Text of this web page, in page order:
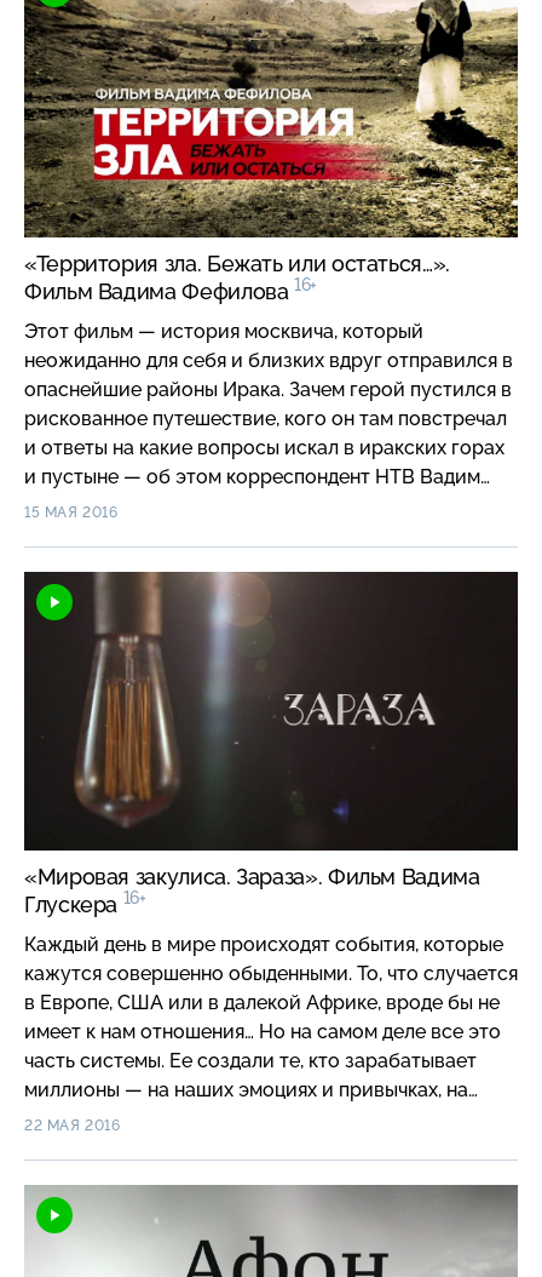
«Территория зла. Бежать или остаться…».
Фильм Вадима Фефилова 16+
Этот фильм — история москвича, который
неожиданно для себя и близких вдруг отправился в
опаснейшие районы Ирака. Зачем герой пустился в
рискованное путешествие, кого он там повстречал
и ответы на какие вопросы искал в иракских горах
и пустыне — об этом корреспондент НТВ Вадим
Фефилов расскажет в своем фильме «Территория
видение».
15 МАЯ 2016
«Мировая закулиса. Зараза». Фильм Вадима
Глускера 16+
Каждый день в мире происходят события, которые
кажутся совершенно обыденными. То, что случается
в Европе, США или в далекой Африке, вроде бы не
имеет к нам отношения… Но на самом деле все это
часть системы. Ее создали те, кто зарабатывает
миллионы — на наших эмоциях и привычках, на
нашей вечной спешке и нашем незнании. Так что
европейский обозреватель НТВ Вадим Глускер
попытается разобраться в том, реальны ли
вирусные угрозы, правда ли, что птичий грипп
22 МАЯ 2016